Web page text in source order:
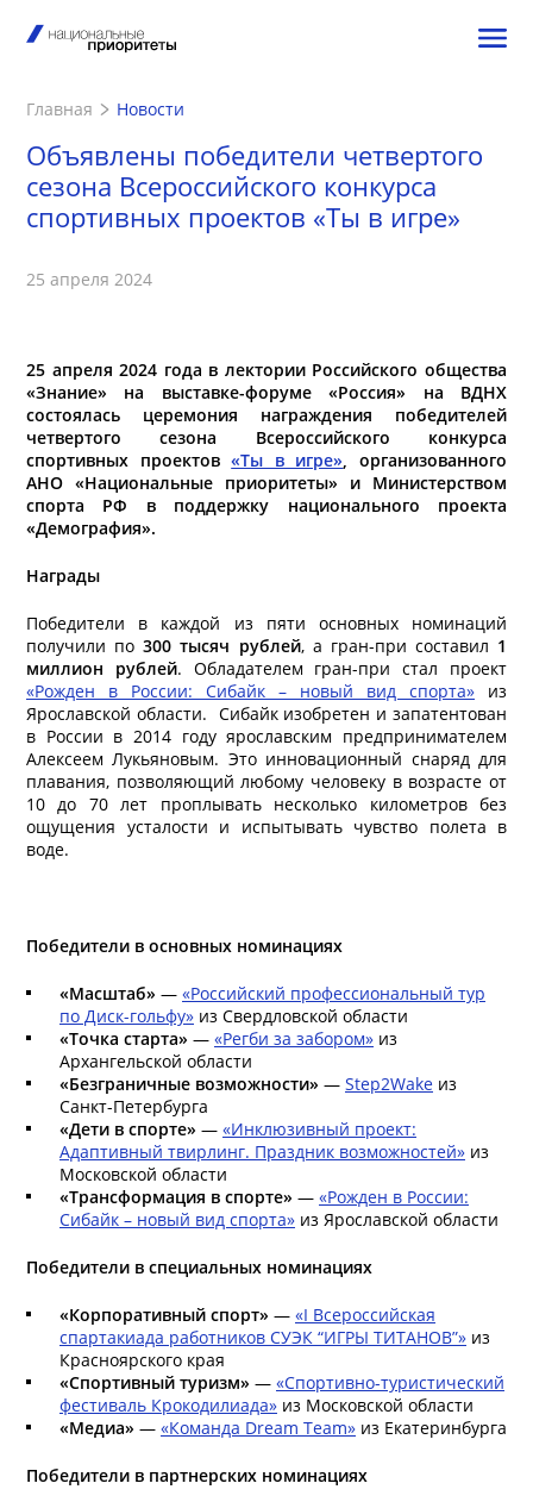
Главная Новости
Объявлены победители четвертого
сезона Всероссийского конкурса
спортивных проектов «Ты в игре»
25 апреля 2024
25 апреля 2024 года в лектории Российского общества
«Знание» на выставке-форуме «Россия» на ВДНХ
состоялась церемония награждения победителей
четвертого сезона Всероссийского конкурса
спортивных проектов«Ты в игре», организованного
АНО «Национальные приоритеты» и Министерством
спорта РФ в поддержку национального проекта
«Демография».
Награды
Победители в каждой из пяти основных номинаций
получили по 300 тысяч рублей, а гран-при составил 1
миллион рублей. Обладателем гран-при стал проект
«Рожден в России: Сибайк – новый вид спорта» из
Ярославской области. Сибайк изобретен и запатентован
в России в 2014 году ярославским предпринимателем
Алексеем Лукьяновым. Это инновационный снаряд для
плавания, позволяющий любому человеку в возрасте от
10 до 70 лет проплывать несколько километров без
ощущения усталости и испытывать чувство полета в
воде.
Победители в основных номинациях
«Масштаб» — «Российский профессиональный тур
по Диск-гольфу» из Свердловской области
«Точка старта» — «Регби за забором» из
Архангельской области
«Безграничные возможности» — Step2Wake из
Санкт-Петербурга
«Дети в спорте» — «Инклюзивный проект:
Адаптивный твирлинг. Праздник возможностей» из
Московской области
«Трансформация в спорте» — «Рожден в России:
Сибайк – новый вид спорта» из Ярославской области
Победители в специальных номинациях
«Корпоративный спорт» — «I Всероссийская
спартакиада работников СУЭК “ИГРЫ ТИТАНОВ”» из
Красноярского края
«Спортивный туризм» — «Спортивно-туристический
фестиваль Крокодилиада» из Московской области
«Медиа» — «Команда Dream Team» из Екатеринбурга
Победители в партнерских номинациях